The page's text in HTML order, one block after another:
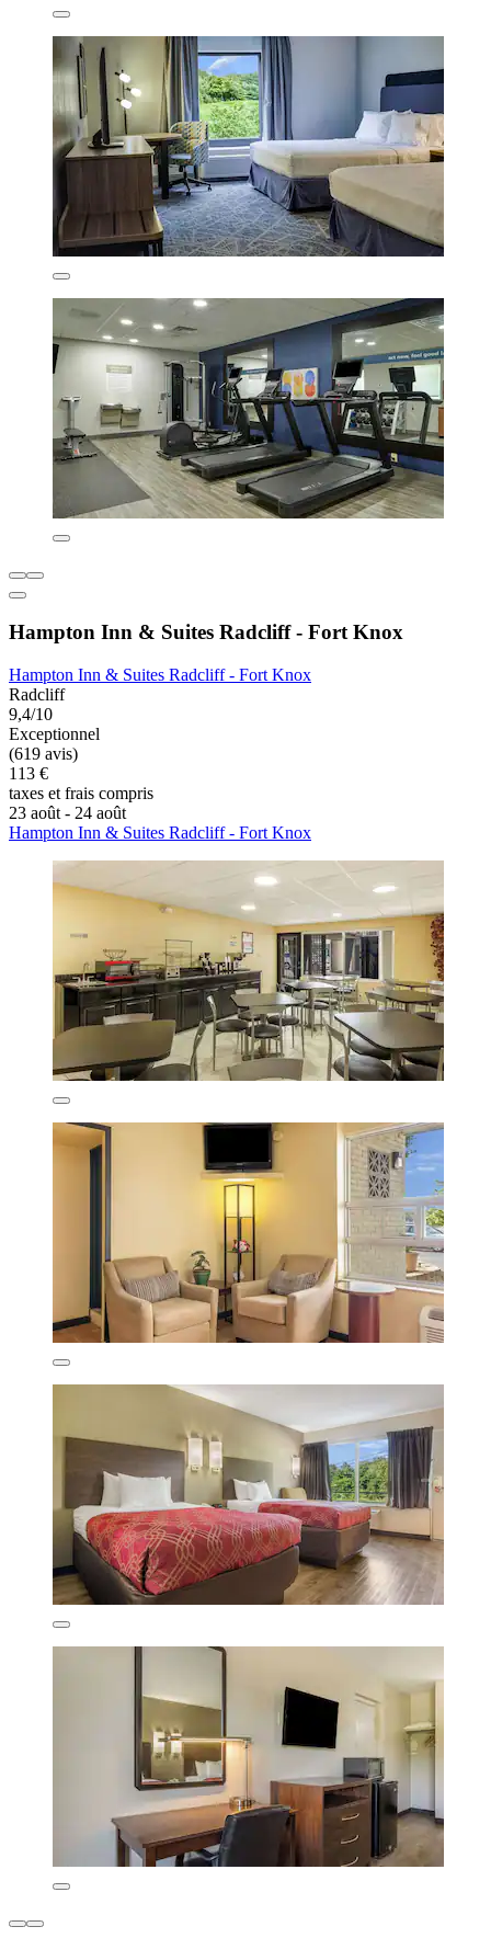
Hampton Inn & Suites Radcliff - Fort Knox
Hampton Inn & Suites Radcliff - Fort Knox
Radcliff
9,4/10
Exceptionnel
(619 avis)
113 €
taxes et frais compris
23 août - 24 août
Hampton Inn & Suites Radcliff - Fort Knox